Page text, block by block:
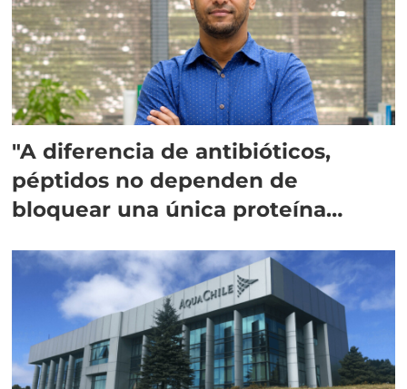
"A diferencia de antibióticos,
péptidos no dependen de
bloquear una única proteína